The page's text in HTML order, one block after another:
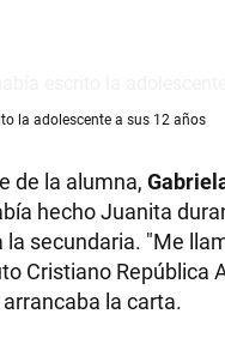
la adolescente a sus 12 años
de la alumna,
hecho Juanita
secundaria. "Me
Cristiano
la carta.